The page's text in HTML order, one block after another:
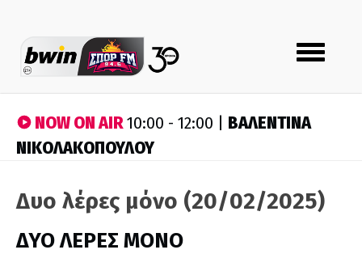
Toggle
navigation
NOW ON AIR10:00 - 12:00 | ΒΑΛΕΝΤΙΝΑ
ΝΙΚΟΛΑΚΟΠΟΥΛΟΥ
Δυο λέρες μόνο (20/02/2025)
ΔΥΟ ΛΕΡΕΣ ΜΟΝΟ